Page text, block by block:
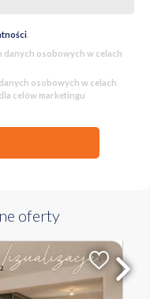
.
danych osobowych w celach
osobowych w celach
celów marketingu
oferty
2
Cena za m2
11 715 PLN